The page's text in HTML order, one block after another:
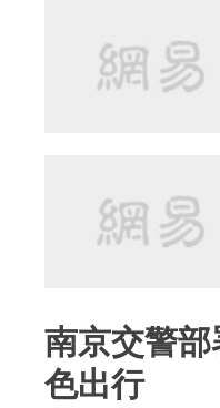
南京交警
色出行